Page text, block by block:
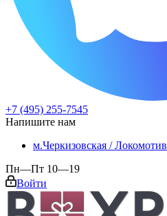
+7 (495) 255-7545
Напишите нам
м.Черкизовская / Локомотив
Пн—Пт 10—19
Войти